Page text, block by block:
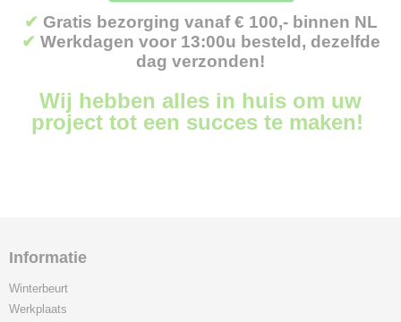
✔ Gratis bezorging vanaf € 100,- binnen NL
✔ Werkdagen voor 13:00u besteld, dezelfde
dag verzonden!
Wij hebben alles in huis om uw
project tot een succes te maken!
Informatie
Winterbeurt
Werkplaats